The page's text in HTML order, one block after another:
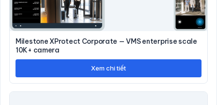
Milestone XProtect Corporate — VMS enterprise scale
10K+ camera
Xem chi tiết